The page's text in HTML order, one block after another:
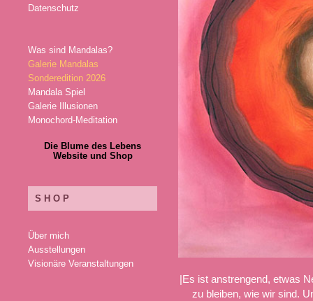
Datenschutz
Was sind Mandalas?
Galerie Mandalas
Sonderedition 2026
Mandala Spiel
Galerie Illusionen
Monochord-Meditation
Die Blume des Lebens
Website und Shop
SHOP
Über mich
Ausstellungen
Visionäre Veranstaltungen
|Es ist anstrengend, etwas
zu bleiben, wie wir sind.